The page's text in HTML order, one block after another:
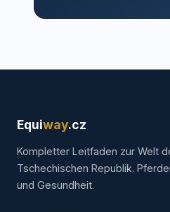
Equiway.cz
Kompletter Leitfaden zur Welt
Tschechischen Republik.
und Gesundheit.